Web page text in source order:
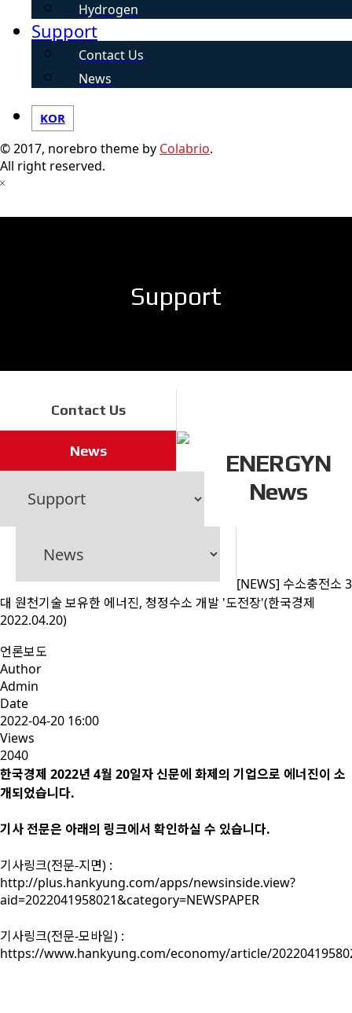
Hydrogen
Support
Contact Us
News
KOR
© 2017, norebro theme by Colabrio.
All right reserved.
Support
Contact Us
News
ENERGYN
News
[NEWS] 수소충전소 3
대 원천기술 보유한 에너진, 청정수소 개발 '도전장'(한국경제
2022.04.20)
언론보도
Author
Admin
Date
2022-04-20 16:00
Views
2040
한국경제 2022년 4월 20일자 신문에 화제의 기업으로 에너진이 소
개되었습니다.
기사 전문은 아래의 링크에서 확인하실 수 있습니다.
기사링크(전문-지면) :
http://plus.hankyung.com/apps/newsinside.view?
aid=2022041958021&category=NEWSPAPER
기사링크(전문-모바일) :
https://www.hankyung.com/economy/article/